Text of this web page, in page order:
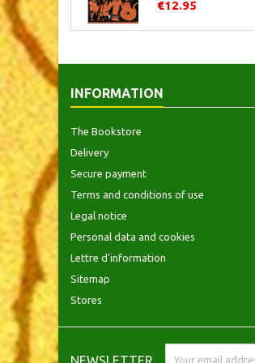
€12.95
INFORMATION
The Bookstore
Delivery
Secure payment
Terms and conditions of use
Legal notice
Personal data and cookies
Lettre d'information
Sitemap
Stores